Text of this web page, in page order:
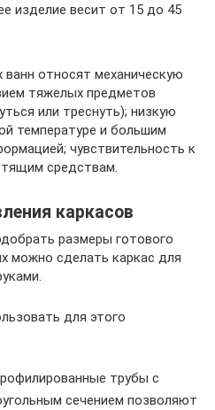
изделие весит от 15 до 45
относят механическую
тяжелых предметов
или треснуть); низкую
температуре и большим
чувствительность к
средствам.
каркасов
размеры готового
можно сделать каркас для
для этого
трубы с
сечением позволяют